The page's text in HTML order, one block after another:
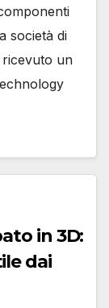
società di
ricevuto un
in 3D:
dai